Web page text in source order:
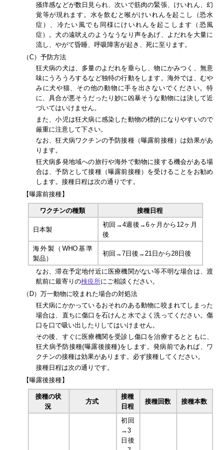
掻痒感などが数日見られ、次いで筋肉の緊張、けいれん、幻
覚等が現れます。水を飲むと喉がけいれんを起こし（恐水
症）、冷たい風でも同様にけいれんを起こします（恐風
症）。犬の遠吠えのようなうなり声をあげ、よだれを大量に
流し、やがて昏睡、呼吸障害が起き、死に至ります。
（C）予防方法
狂犬病の犬は、多量のよだれを垂らし、物にかみつく、無意
味にうろうろするなど独特の行動をします。海外では、むや
みに犬や猫、その他の動物に手を出さないでください。特
に、具合が悪そうだったり妙に凶暴そうな動物には決して近
づいてはいけません。
また、小児は狂犬病に感染した動物の標的になりやすいので
厳重に注意して下さい。
なお、狂犬病ワクチンの予防接種（曝露前接種）は効果があ
ります。
狂犬病多発地域への旅行や海外で動物に接する機会がある場
合は、予防として接種（曝露前接種）を受けることをお勧め
します。接種日程は次の通りです。
【曝露前接種】
ワクチンの種類 接種日程
日本製
初回→4週後→6ヶ月から12ヶ月
後
海外製（WHO基準
製品）
初回→7日後→21日から28日後
なお、滞在予定地付近に医療機関がない等不明な場合は、渡
航前に最寄りの検疫所にご相談ください。
（D）万一動物に咬まれた場合の対処法
狂犬病にかかっているおそれのある動物に咬まれてしまった
場合は、直ちに傷口を石けんと水でよく洗ってください。傷
口を口で吸い出したりしてはいけません。
その後、すぐに医療機関を受診し傷口を治療するとともに、
狂犬病予防接種(曝露後接種)をします。発病前であれば、ワ
クチンの接種は効果があります。必ず接種してください。
接種日程は次の通りです。
【曝露後接種】
接種の状
況
方式
接種
日程
接種回数 接種本数
初回
→3
日後